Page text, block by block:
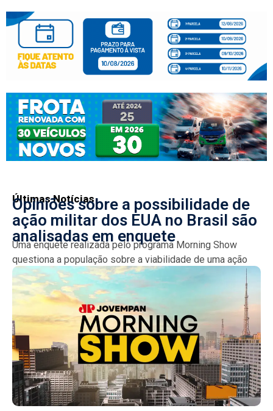
Últimas Notícias
Opiniões sobre a possibilidade de
ação militar dos EUA no Brasil são
analisadas em enquete
Uma enquete realizada pelo programa Morning Show
questiona a população sobre a viabilidade de uma ação
militar dos EUA no Brasil. A discussão surge em...